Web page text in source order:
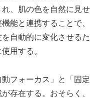
、肌の色を自然に見せ
能と連携することで、
自動的に変化させるた
用する。
フォーカス」と「固定
存在する。おそらく、